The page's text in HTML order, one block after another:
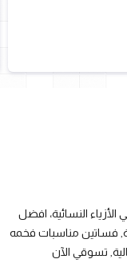
النسائية، افضل
فساتين مناسبات فخمه
تسوقي الآن